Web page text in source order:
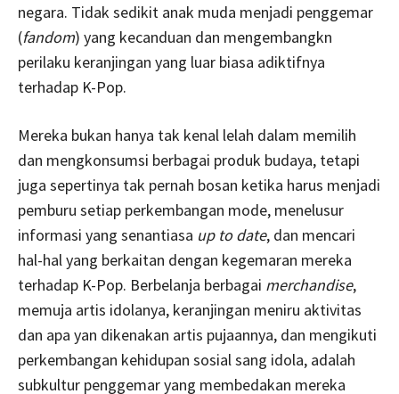
negara. Tidak sedikit anak muda menjadi penggemar
(fandom) yang kecanduan dan mengembangkn
perilaku keranjingan yang luar biasa adiktifnya
terhadap K-Pop.
Mereka bukan hanya tak kenal lelah dalam memilih
dan mengkonsumsi berbagai produk budaya, tetapi
juga sepertinya tak pernah bosan ketika harus menjadi
pemburu setiap perkembangan mode, menelusur
informasi yang senantiasa up to date, dan mencari
hal-hal yang berkaitan dengan kegemaran mereka
terhadap K-Pop. Berbelanja berbagai merchandise,
memuja artis idolanya, keranjingan meniru aktivitas
dan apa yan dikenakan artis pujaannya, dan mengikuti
perkembangan kehidupan sosial sang idola, adalah
subkultur penggemar yang membedakan mereka